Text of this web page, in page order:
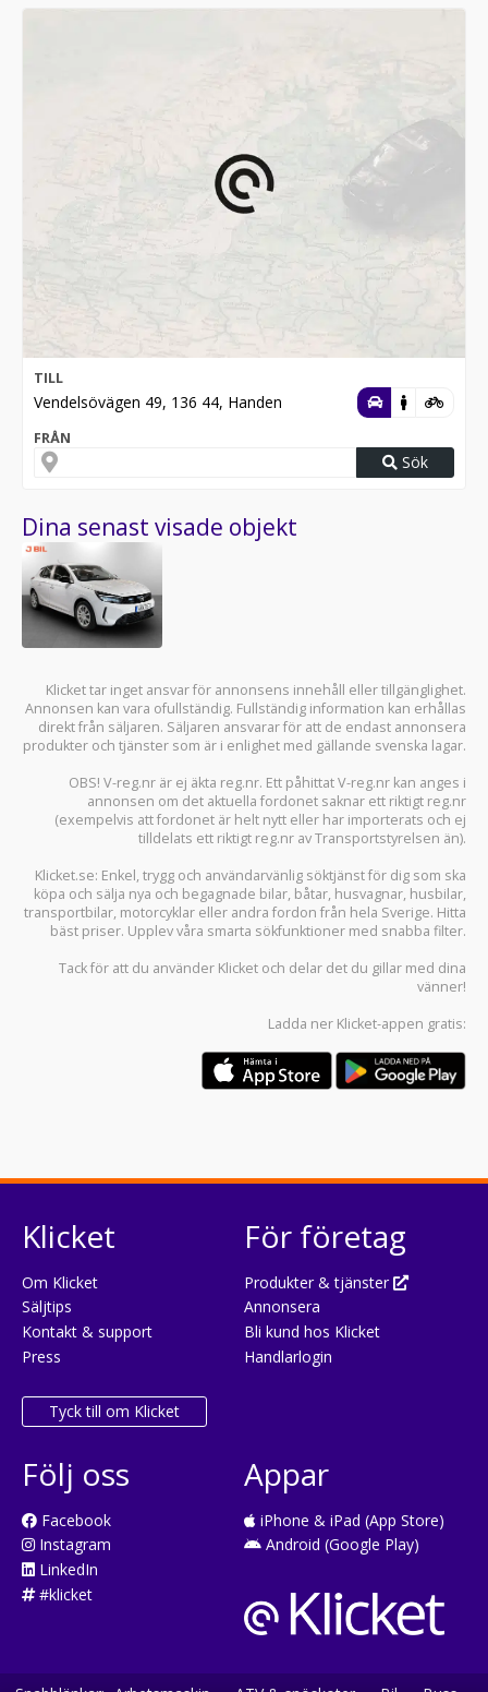
TILL
Vendelsövägen 49, 136 44, Handen
FRÅN
Sök
Dina senast visade objekt
Klicket tar inget ansvar för annonsens innehåll eller tillgänglighet.
Annonsen kan vara ofullständig. Fullständig information kan erhållas
direkt från säljaren. Säljaren ansvarar för att de endast annonsera
produkter och tjänster som är i enlighet med gällande svenska lagar.
OBS! V-reg.nr är ej äkta reg.nr. Ett påhittat V-reg.nr kan anges i
annonsen om det aktuella fordonet saknar ett riktigt reg.nr
(exempelvis att fordonet är helt nytt eller har importerats och ej
tilldelats ett riktigt reg.nr av Transportstyrelsen än).
Klicket.se: Enkel, trygg och användarvänlig söktjänst för dig som ska
köpa och sälja nya och begagnade bilar, båtar, husvagnar, husbilar,
transportbilar, motorcyklar eller andra fordon från hela Sverige. Hitta
bäst priser. Upplev våra smarta sökfunktioner med snabba filter.
Tack för att du använder Klicket och delar det du gillar med dina
vänner!
Ladda ner Klicket-appen gratis:
Klicket
Om Klicket
Säljtips
Kontakt & support
Press
Tyck till om Klicket
För företag
Produkter & tjänster
Annonsera
Bli kund hos Klicket
Handlarlogin
Följ oss
Facebook
Instagram
LinkedIn
#klicket
Appar
iPhone & iPad (App Store)
Android (Google Play)